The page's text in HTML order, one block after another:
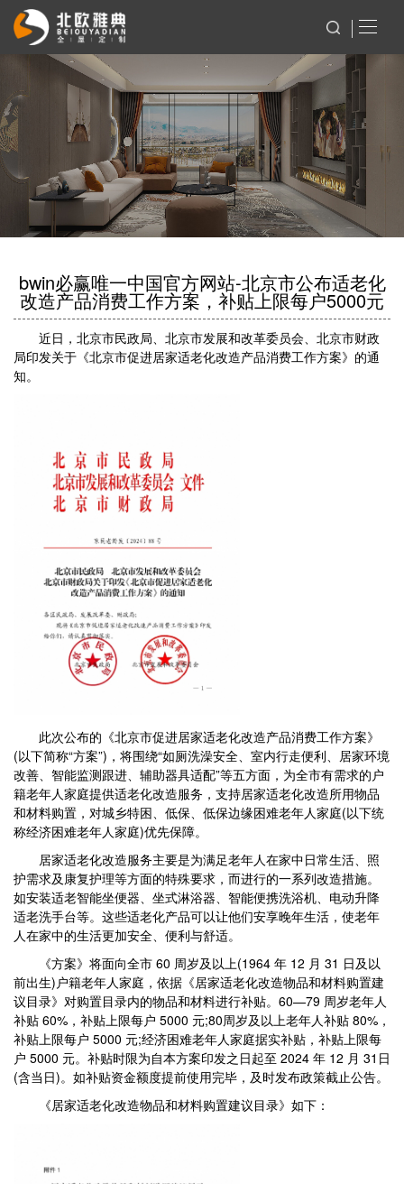
bwin必赢唯一中国官方网站-北京市公布适老化
改造产品消费工作方案，补贴上限每户5000元
近日，北京市民政局、北京市发展和改革委员会、北京市财政
局印发关于《北京市促进居家适老化改造产品消费工作方案》的通
知。
此次公布的《北京市促进居家适老化改造产品消费工作方案》
(以下简称“方案”)，将围绕“如厕洗澡安全、室内行走便利、居家环境
改善、智能监测跟进、辅助器具适配”等五方面，为全市有需求的户
籍老年人家庭提供适老化改造服务，支持居家适老化改造所用物品
和材料购置，对城乡特困、低保、低保边缘困难老年人家庭(以下统
称经济困难老年人家庭)优先保障。
居家适老化改造服务主要是为满足老年人在家中日常生活、照
护需求及康复护理等方面的特殊要求，而进行的一系列改造措施。
如安装适老智能坐便器、坐式淋浴器、智能便携洗浴机、电动升降
适老洗手台等。这些适老化产品可以让他们安享晚年生活，使老年
人在家中的生活更加安全、便利与舒适。
《方案》将面向全市 60 周岁及以上(1964 年 12 月 31 日及以
前出生)户籍老年人家庭，依据《居家适老化改造物品和材料购置建
议目录》对购置目录内的物品和材料进行补贴。60—79 周岁老年人
补贴 60%，补贴上限每户 5000 元;80周岁及以上老年人补贴 80%，
补贴上限每户 5000 元;经济困难老年人家庭据实补贴，补贴上限每
户 5000 元。补贴时限为自本方案印发之日起至 2024 年 12 月 31日
(含当日)。如补贴资金额度提前使用完毕，及时发布政策截止公告。
《居家适老化改造物品和材料购置建议目录》如下：